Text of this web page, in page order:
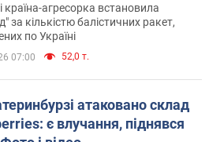
країна-агресорка встановила
за кількістю балістичних ракет,
по Україні
07:00 52,0 т.
атаковано склад
є влучання, піднявся